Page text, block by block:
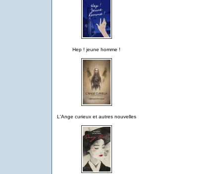
Hep ! jeune homme !
L'Ange curieux et autres nouvelles